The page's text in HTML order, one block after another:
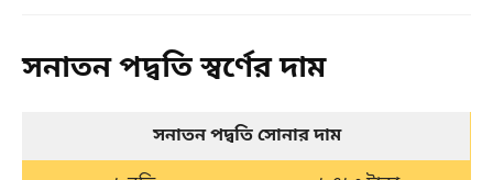
সনাতন পদ্বতি স্বর্ণের দাম
সনাতন পদ্বতি সোনার দাম